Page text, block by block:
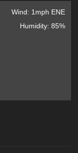
Wind: 1mph ENE
Humidity: 85%